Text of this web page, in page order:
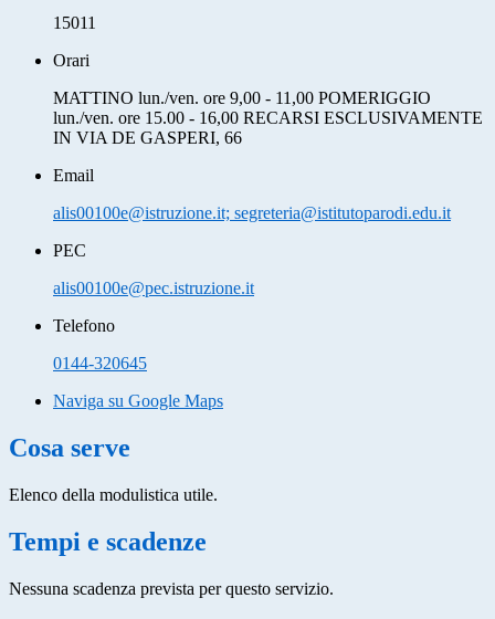
15011
Orari
MATTINO lun./ven. ore 9,00 - 11,00 POMERIGGIO
lun./ven. ore 15.00 - 16,00 RECARSI ESCLUSIVAMENTE
IN VIA DE GASPERI, 66
Email
alis00100e@istruzione.it; segreteria@istitutoparodi.edu.it
PEC
alis00100e@pec.istruzione.it
Telefono
0144-320645
Naviga su Google Maps
Cosa serve
Elenco della modulistica utile.
Tempi e scadenze
Nessuna scadenza prevista per questo servizio.